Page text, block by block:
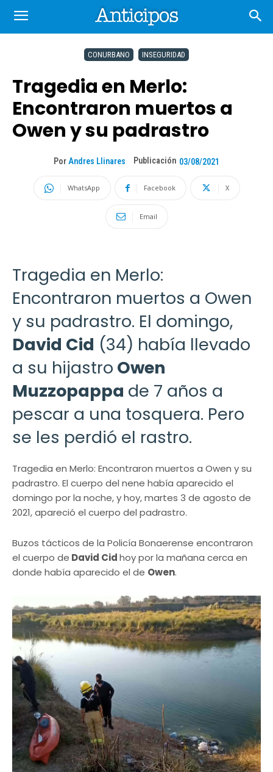
CONURBANO INSEGURIDAD
Tragedia en Merlo:
Encontraron muertos a
Owen y su padrastro
Por Andres Llinares Publicación 03/08/2021
WhatsApp Facebook X
Email
Tragedia en Merlo:
Encontraron muertos a Owen
y su padrastro. El domingo,
David Cid (34) había llevado
a su hijastro Owen
Muzzopappa de 7 años a
pescar a una tosquera. Pero
se les perdió el rastro.
Tragedia en Merlo: Encontraron muertos a Owen y su
padrastro. El cuerpo del nene había aparecido el
domingo por la noche, y hoy, martes 3 de agosto de
2021, apareció el cuerpo del padrastro.
Buzos tácticos de la Policía Bonaerense encontraron
el cuerpo de David Cidhoy por la mañana cerca en
donde había aparecido el de Owen.